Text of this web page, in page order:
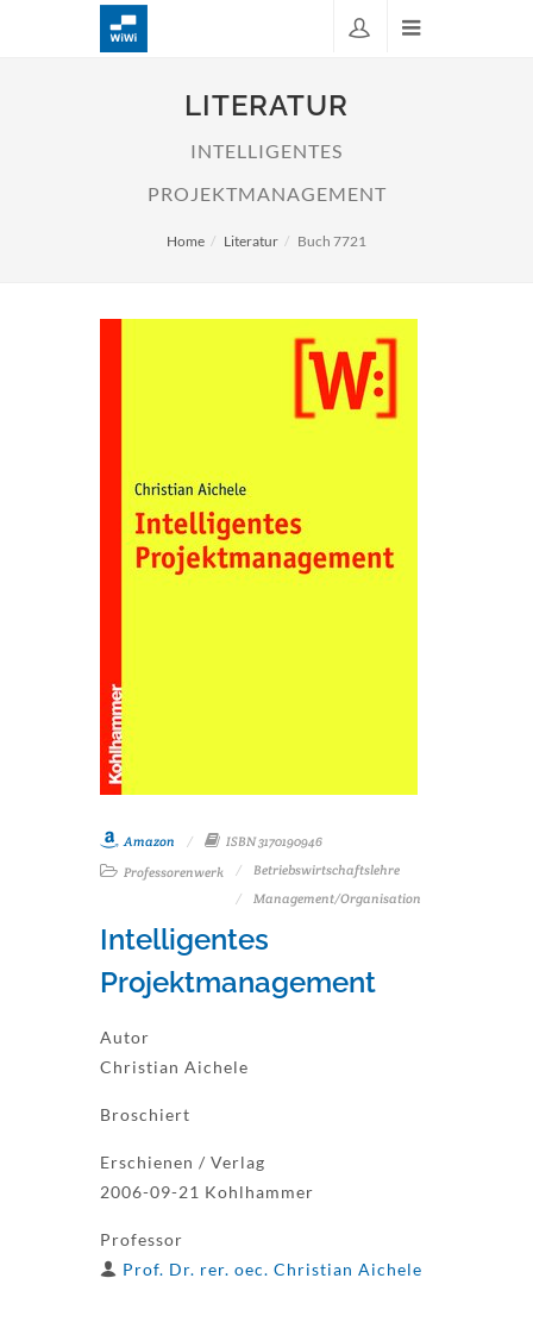
LITERATUR
INTELLIGENTES
PROJEKTMANAGEMENT
Home Literatur Buch 7721
Amazon
ISBN 3170190946
Professorenwerk
Betriebswirtschaftslehre
Management/Organisation
Intelligentes
Projektmanagement
Autor
Christian Aichele
Broschiert
Erschienen / Verlag
2006-09-21 Kohlhammer
Professor
Prof. Dr. rer. oec. Christian Aichele